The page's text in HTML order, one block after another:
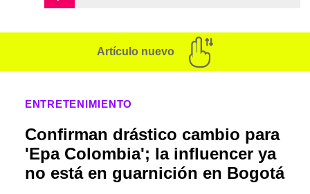
Artículo nuevo
ENTRETENIMIENTO
Confirman drástico cambio para
'Epa Colombia'; la influencer ya
no está en guarnición en Bogotá